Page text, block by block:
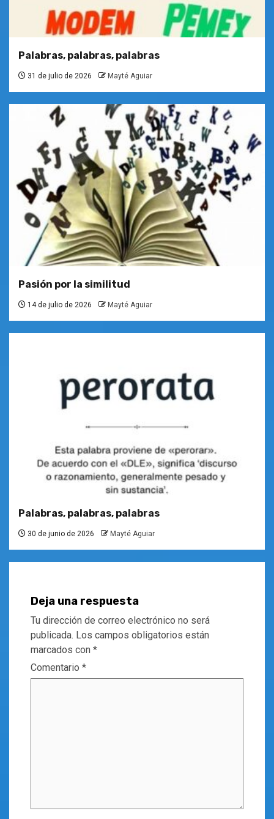
Palabras, palabras, palabras
31 de julio de 2026 Mayté Aguiar
Pasión por la similitud
14 de julio de 2026 Mayté Aguiar
Palabras, palabras, palabras
30 de junio de 2026 Mayté Aguiar
Deja una respuesta
Tu dirección de correo electrónico no será
publicada. Los campos obligatorios están
marcados con *
Comentario *